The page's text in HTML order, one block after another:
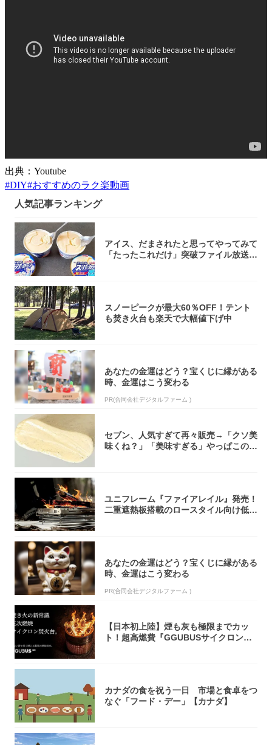
出典：Youtube
#DIY#おすすめのラク楽動画
人気記事ランキング
アイス、だまされたと思ってやってみて
「たったこれだけ」突破ファイル放送で
スノーピークが最大60％OFF！テント
も焚き火台も楽天で大幅値下げ中
あなたの金運はどう？宝くじに縁がある
時、金運はこう変わる
PR(合同会社デジタルファーム )
セブン、人気すぎて再々販売→「クソ美
味くね？」「美味すぎる」やっぱこのク
ユニフレーム『ファイアレイル』発売！
二重遮熱板搭載のロースタイル向け低型
あなたの金運はどう？宝くじに縁がある
時、金運はこう変わる
PR(合同会社デジタルファーム )
【日本初上陸】煙も灰も極限までカッ
ト！超高燃費『GGUBUSサイクロン焚
カナダの食を祝う一日 市場と食卓をつ
なぐ「フード・デー」【カナダ】